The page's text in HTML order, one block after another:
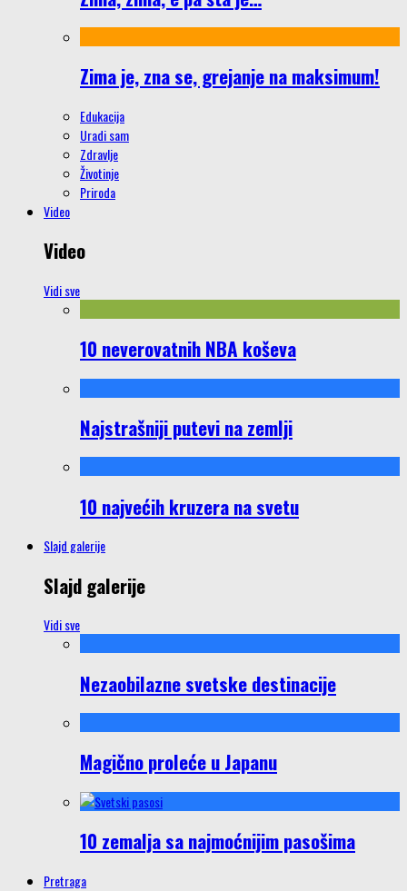
Zima je, zna se, grejanje na maksimum!
Edukacija
Uradi sam
Zdravlje
Životinje
Priroda
Video
Video
Vidi sve
10 neverovatnih NBA koševa
Najstrašniji putevi na zemlji
10 najvećih kruzera na svetu
Slajd galerije
Slajd galerije
Vidi sve
Nezaobilazne svetske destinacije
Magično proleće u Japanu
10 zemalja sa najmoćnijim pasošima
Pretraga